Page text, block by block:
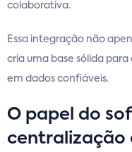
colaborativa.
Essa integração não
cria uma base sólida
em dados confiáveis.
O papel do
centralização